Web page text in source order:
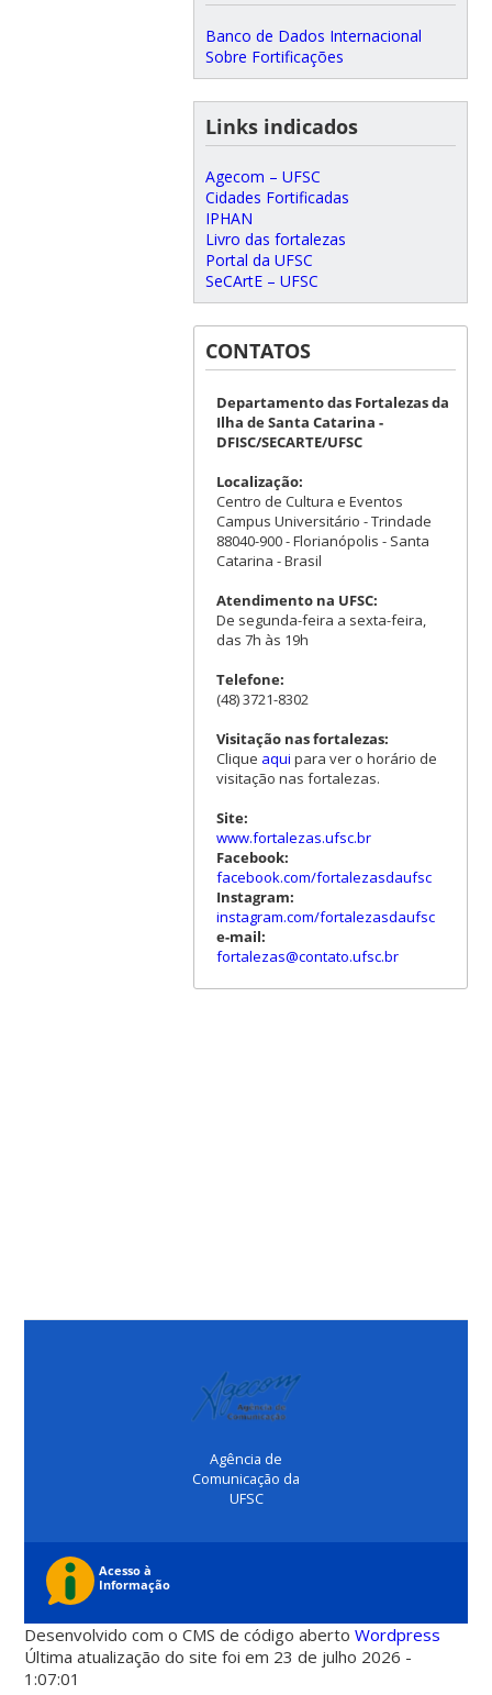
Banco de Dados Internacional
Sobre Fortificações
Links indicados
Agecom – UFSC
Cidades Fortificadas
IPHAN
Livro das fortalezas
Portal da UFSC
SeCArtE – UFSC
CONTATOS
Departamento das Fortalezas da
Ilha de Santa Catarina -
DFISC/SECARTE/UFSC
Localização:
Centro de Cultura e Eventos
Campus Universitário - Trindade
88040-900 - Florianópolis - Santa
Catarina - Brasil
Atendimento na UFSC:
De segunda-feira a sexta-feira,
das 7h às 19h
Telefone:
(48) 3721-8302
Visitação nas fortalezas:
Clique aqui para ver o horário de
visitação nas fortalezas.
Site:
www.fortalezas.ufsc.br
Facebook:
facebook.com/fortalezasdaufsc
Instagram:
instagram.com/fortalezasdaufsc
e-mail:
fortalezas@contato.ufsc.br
Agência de
Comunicação da
UFSC
Desenvolvido com o CMS de código abertoWordpress
Última atualização do site foi em 23 de julho 2026 -
1:07:01